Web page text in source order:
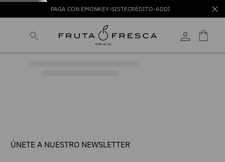
PAGA CON EMONKEY-SISTECRÉDITO-ADDI
ÚNETE A NUESTRO NEWSLETTER